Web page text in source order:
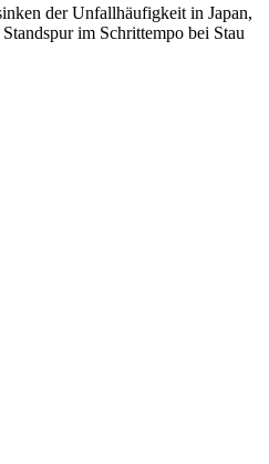
der Unfallhäufigkeit in Japan,
im Schrittempo bei Stau